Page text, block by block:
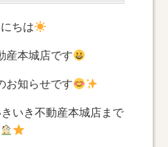
ちは
産本城店です
お知らせです
いき不動産本城店まで